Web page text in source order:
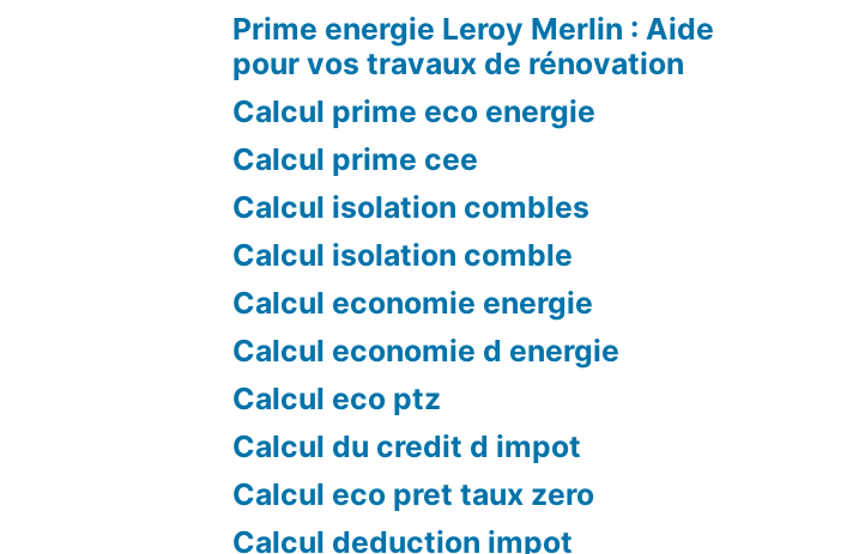
Prime energie Leroy Merlin : Aide
pour vos travaux de rénovation
Calcul prime eco energie
Calcul prime cee
Calcul isolation combles
Calcul isolation comble
Calcul economie energie
Calcul economie d energie
Calcul eco ptz
Calcul du credit d impot
Calcul eco pret taux zero
Calcul deduction impot